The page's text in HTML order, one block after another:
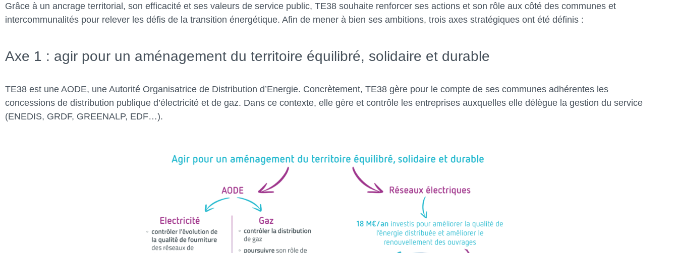
Grâce à un ancrage territorial, son efficacité et ses valeurs de service public, TE38 souhaite renforcer ses actions et son rôle aux côté des communes et
intercommunalités pour relever les défis de la transition énergétique. Afin de mener à bien ses ambitions, trois axes stratégiques ont été définis :
Axe 1 : agir pour un aménagement du territoire équilibré, solidaire et durable
TE38 est une AODE, une Autorité Organisatrice de Distribution d’Energie. Concrètement, TE38 gère pour le compte de ses communes adhérentes les
concessions de distribution publique d’électricité et de gaz. Dans ce contexte, elle gère et contrôle les entreprises auxquelles elle délègue la gestion du service
(ENEDIS, GRDF, GREENALP, EDF…).